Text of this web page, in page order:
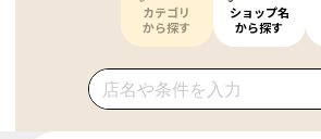
カテゴリ
から探す
ショップ名
から探す